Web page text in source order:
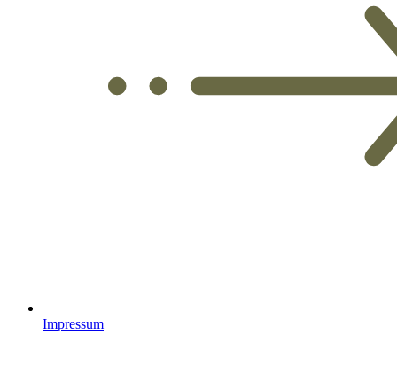
Impressum